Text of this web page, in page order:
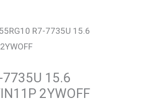
R7-7735U 15.6
7735U 15.6
2YWOFF